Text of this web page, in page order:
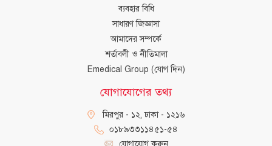
ব্যবহার বিধি
সাধারণ জিজ্ঞাসা
আমাদের সম্পর্কে
শর্তাবলী ও নীতিমালা
Emedical Group (যোগ দিন)
যোগাযোগের তথ্য
মিরপুর - ১২, ঢাকা - ১২১৬
০১৮৯৩৩১১৪৫১-৫৪
যোগাযোগ করুন